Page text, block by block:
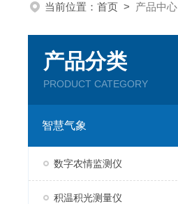
当前位置： 首页 > 产品中心
产品分类
PRODUCT CATEGORY
智慧气象
数字农情监测仪
积温积光测量仪